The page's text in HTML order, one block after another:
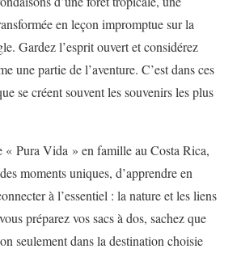
en leçon impromptue sur la
Gardez l’esprit ouvert et considérez
une partie de l’aventure. C’est dans ces
se créent souvent les souvenirs les plus
« Pura Vida » en famille au Costa Rica,
moments uniques, d’apprendre en
à l’essentiel : la nature et les liens
préparez vos sacs à dos, sachez que
seulement dans la destination choisie